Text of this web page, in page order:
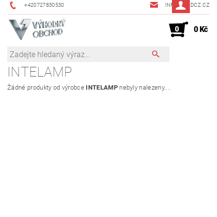
+420727830530 INFO@JMDCZ.CZ
0 0 Kč
INTELAMP
Žádné produkty od výrobce INTELAMPnebyly nalezeny....